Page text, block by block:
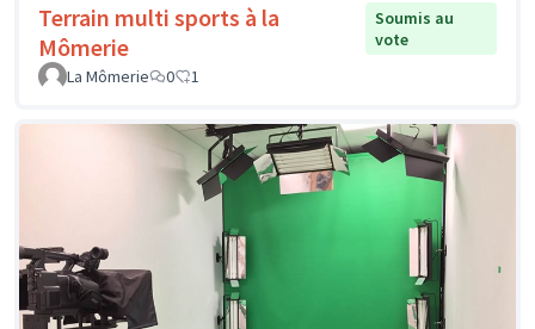
Terrain multi sports à la
Mômerie
Soumis au
vote
La Mômerie
0 1